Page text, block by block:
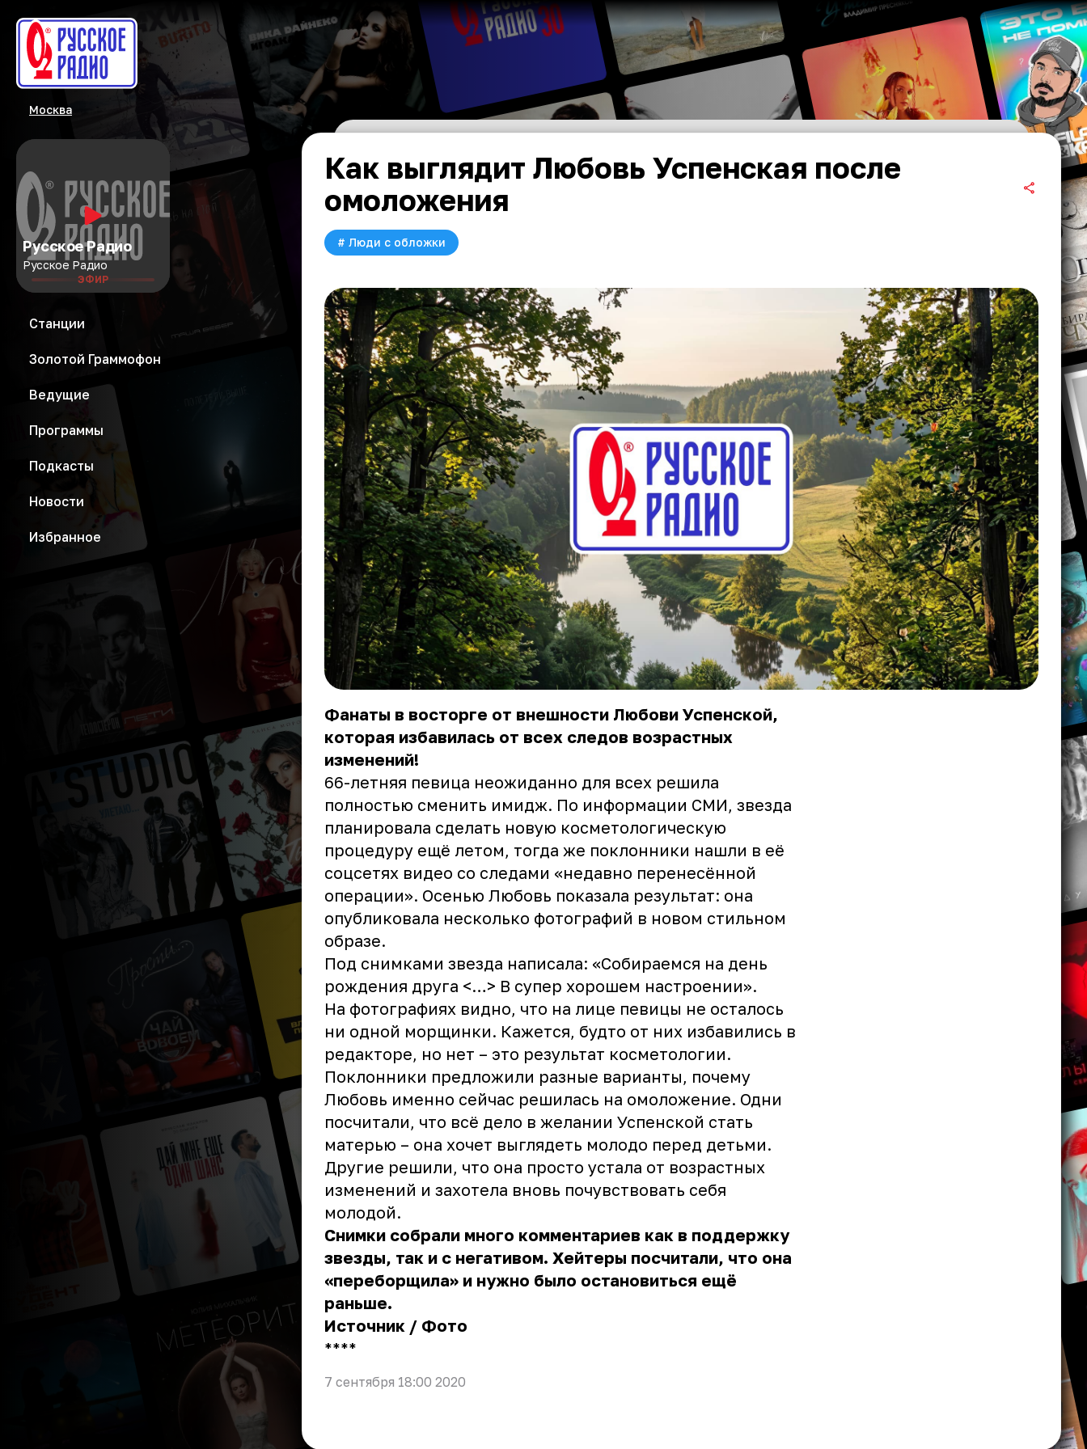
Москва
Русское Радио
Русское Радио
ЭФИР
Станции
Золотой Граммофон
Ведущие
Программы
Подкасты
Новости
Избранное
Как выглядит Любовь Успенская после
омоложения
# Люди с обложки
Фанаты в восторге от внешности Любови Успенской,
которая избавилась от всех следов возрастных
изменений!
66-летняя певица неожиданно для всех решила
полностью сменить имидж. По информации СМИ, звезда
планировала сделать новую косметологическую
процедуру ещё летом, тогда же поклонники нашли в её
соцсетях видео со следами «недавно перенесённой
операции». Осенью Любовь показала результат: она
опубликовала несколько фотографий в новом стильном
образе.
Под снимками звезда написала: «Собираемся на день
рождения друга <…> В супер хорошем настроении».
На фотографиях видно, что на лице певицы не осталось
ни одной морщинки. Кажется, будто от них избавились в
редакторе, но нет – это результат косметологии.
Поклонники предложили разные варианты, почему
Любовь именно сейчас решилась на омоложение. Одни
посчитали, что всё дело в желании Успенской стать
матерью – она хочет выглядеть молодо перед детьми.
Другие решили, что она просто устала от возрастных
изменений и захотела вновь почувствовать себя
молодой.
Снимки собрали много комментариев как в поддержку
звезды, так и с негативом. Хейтеры посчитали, что она
«переборщила» и нужно было остановиться ещё
раньше.
Источник / Фото
** **
7 сентября 18:00 2020